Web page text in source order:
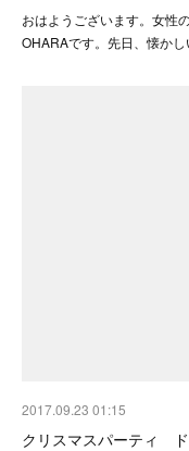
おはようございます。女
OHARAです。先日、懐かし
2017.09.23 01:15
クリスマスパーティ